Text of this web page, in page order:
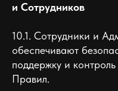
и Сотрудников
10.1. Сотрудники и
обеспечивают
поддержку и
Правил.